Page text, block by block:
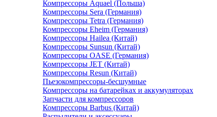
Компрессоры Aquael (Польша)
Компрессоры Sera (Германия)
Компрессоры Tetra (Германия)
Компрессоры Eheim (Германия)
Компрессоры Hailea (Китай)
Компрессоры Sunsun (Китай)
Компрессоры OASE (Германия)
Компрессоры JET (Китай)
Компрессоры Resun (Китай)
Пьезокомпрессоры-бесшумные
Компрессоры на батарейках и аккумуляторах
Запчасти для компрессоров
Компрессоры Barbus (Китай)